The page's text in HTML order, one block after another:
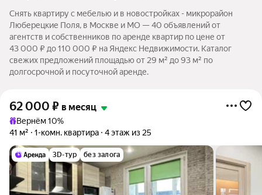
Снять квартиру с мебелью и в новостройках - микрорайон
Люберецкие Поля, в Москве и МО — 40 объявлений от
агентств и собственников по аренде квартир по цене от
43 000 ₽ до 110 000 ₽ на Яндекс Недвижимости. Каталог
свежих предложений площадью от 29 м² до 93 м² по
долгосрочной и посуточной аренде.
62 000 ₽ в месяц
Вернём 10%
41 м²
1-комн. квартира 4 этаж из 25
3D-тур без залога